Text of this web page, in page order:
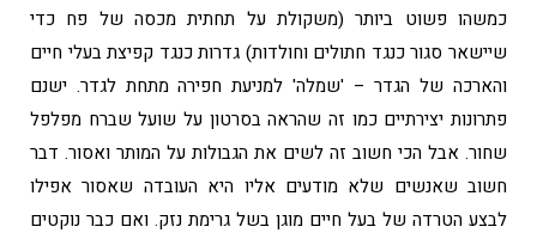
כמשהו פשוט ביותר (משקולת על תחתית מכסה של פח כדי
שיישאר סגור כנגד חתולים וחולדות) גדרות כנגד קפיצת בעלי חיים
והארכה של הגדר – 'שמלה' למניעת חפירה מתחת לגדר. ישנם
פתרונות יצירתיים כמו זה שהראה בסרטון על שועל שברח מפלפל
שחור. אבל הכי חשוב זה לשים את הגבולות על המותר ואסור. דבר
חשוב שאנשים שלא מודעים אליו היא העובדה שאסור אפילו
לבצע הטרדה של בעל חיים מוגן בשל גרימת נזק. ואם כבר נוקטים